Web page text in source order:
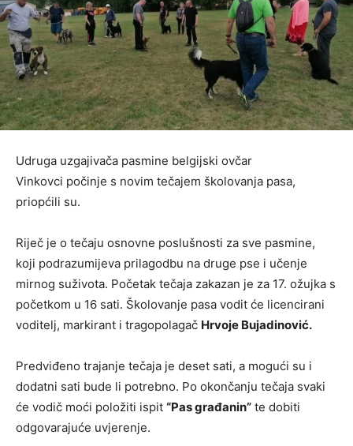
Udruga uzgajivača pasmine belgijski ovčar
Vinkovci počinje s novim tečajem školovanja pasa,
priopćili su.
Riječ je o tečaju osnovne poslušnosti za sve pasmine,
koji podrazumijeva prilagodbu na druge pse i učenje
mirnog suživota. Početak tečaja zakazan je za 17. ožujka s
početkom u 16 sati. Školovanje pasa vodit će licencirani
voditelj, markirant i tragopolagač Hrvoje Bujadinović.
Predviđeno trajanje tečaja je deset sati, a mogući su i
dodatni sati bude li potrebno. Po okončanju tečaja svaki
će vodič moći položiti ispit “Pas građanin” te dobiti
odgovarajuće uvjerenje.